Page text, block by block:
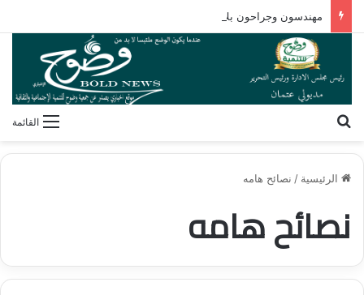
القائمة
الرئيسية / نصائح هامه
نصائح هامه